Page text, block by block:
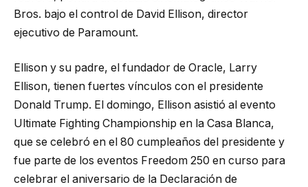
Bros. bajo el control de David Ellison, director
ejecutivo de Paramount.
Ellison y su padre, el fundador de Oracle, Larry
Ellison, tienen fuertes vínculos con el presidente
Donald Trump. El domingo, Ellison asistió al evento
Ultimate Fighting Championship en la Casa Blanca,
que se celebró en el 80 cumpleaños del presidente y
fue parte de los eventos Freedom 250 en curso para
celebrar el aniversario de la Declaración de